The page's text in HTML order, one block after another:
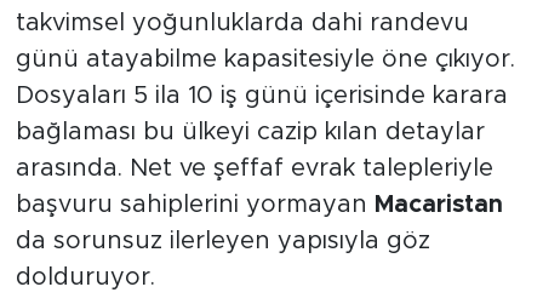
takvimsel yoğunluklarda dahi randevu
günü atayabilme kapasitesiyle öne çıkıyor.
Dosyaları 5 ila 10 iş günü içerisinde karara
bağlaması bu ülkeyi cazip kılan detaylar
arasında. Net ve şeffaf evrak talepleriyle
başvuru sahiplerini yormayan Macaristan
da sorunsuz ilerleyen yapısıyla göz
dolduruyor.